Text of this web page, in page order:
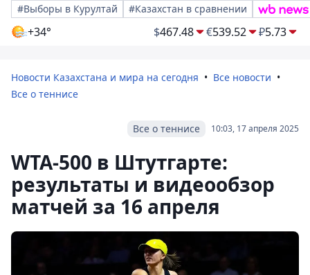
#Выборы в Курултай
#Казахстан в сравнении
+34° $467.48 €539.52 ₽5.73
Новости Казахстана и мира на сегодня
Все новости
Все о теннисе
10:03, 17 апреля 2025
Все о теннисе
WTA-500 в Штутгарте:
результаты и видеообзор
матчей за 16 апреля